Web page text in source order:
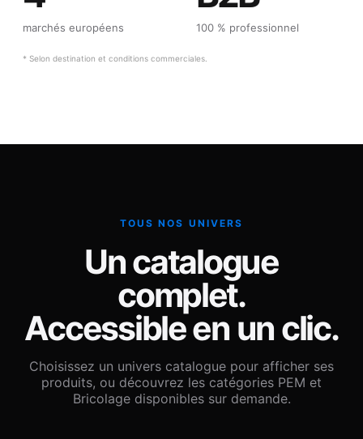
marchés européens 100 % professionnel
* Selon destination et conditions commerciales.
TOUS NOS UNIVERS
Un catalogue
complet.
Accessible en un clic.
Choisissez un univers catalogue pour afficher ses
produits, ou découvrez les catégories PEM et
Bricolage disponibles sur demande.